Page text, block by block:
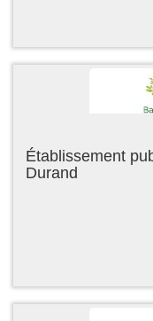
Établissement
Durand